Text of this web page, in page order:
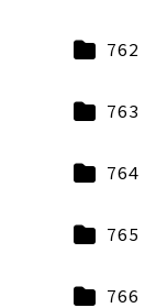
762
763
764
765
766